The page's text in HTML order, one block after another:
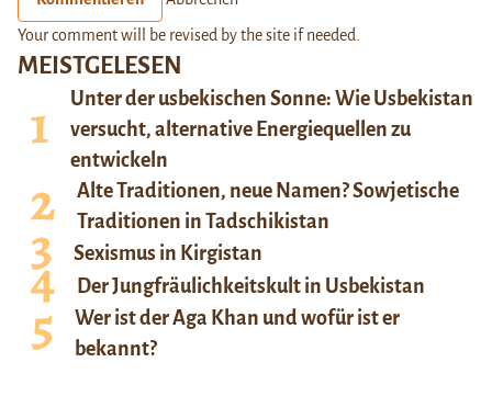
MEISTGELESEN
Unter der usbekischen Sonne: Wie Usbekistan
versucht, alternative Energiequellen zu
entwickeln
Alte Traditionen, neue Namen? Sowjetische
Traditionen in Tadschikistan
Sexismus in Kirgistan
Der Jungfräulichkeitskult in Usbekistan
Wer ist der Aga Khan und wofür ist er
bekannt?
Your comment will be revised by the site if needed.